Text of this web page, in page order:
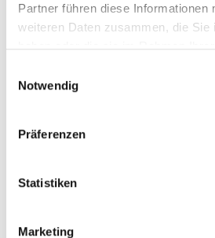
Partner führen diese Informationen
weiteren Daten zusammen, die Sie
haben oder die sie im Rahmen
Notwendig
Präferenzen
Statistiken
Marketing
ring, yellow gold, 585/-,sapphire
UVP : € 875,00
Pendant · K12157W
Brilliant 0.05ct H/IF